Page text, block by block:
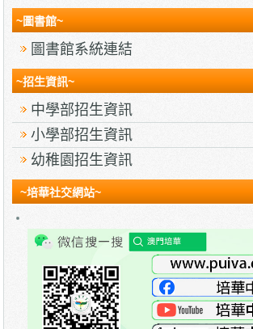
~圖書館~
圖書館系統連結
~招生資訊~
中學部招生資訊
小學部招生資訊
幼稚園招生資訊
~培華社交網站~